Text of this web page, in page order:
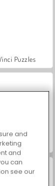
Puzzles
Valley
and
and
can
see our